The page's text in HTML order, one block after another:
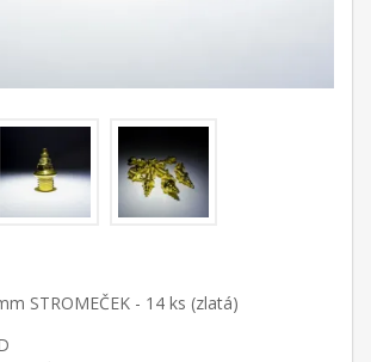
STROMEČEK - 14 ks (zlatá)